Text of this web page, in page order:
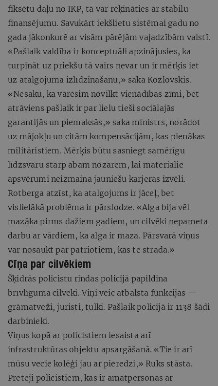
fiksētu daļu no IKP, tā var rēķināties ar stabilu
finansējumu. Savukārt iekšlietu sistēmai gadu no
gada jākonkurē ar visām pārējām vajadzībām valstī.
«Pašlaik valdība ir konceptuāli apzinājusies, ka
turpināt uz priekšu tā vairs nevar un ir mērķis iet
uz atalgojuma izlīdzināšanu,» saka Kozlovskis.
«Nesaku, ka varēsim novilkt vienādības zīmi, bet
atrāviens pašlaik ir par lielu tieši sociālajās
garantijās un piemaksās,» saka ministrs, norādot
uz mājokļu un citām kompensācijām, kas pienākas
militāristiem. Mērķis būtu sasniegt samērīgu
līdzsvaru starp abām nozarēm, lai materiālie
apsvērumi neizmaina jauniešu karjeras izvēli.
Rotberga atzīst, ka atalgojums ir jāceļ, bet
vislielākā problēma ir pārslodze. «Alga bija vēl
mazāka pirms dažiem gadiem, un cilvēki nepameta
darbu ar vārdiem, ka alga ir maza. Pārsvarā viņus
var nosaukt par patriotiem, kas te strādā.»
Cīņa par cilvēkiem
Šķidrās policistu rindas policijā papildina
brīvlīguma cilvēki. Viņi veic atbalsta funkcijas —
grāmatveži, juristi, tulki. Pašlaik policijā ir 1138 šādi
darbinieki.
Viņus kopā ar policistiem iesaista arī
infrastruktūras objektu apsargāšanā. «Tie ir arī
mūsu vecie kolēģi jau ar pieredzi,» Ruks stāsta.
Pretēji policistiem, kas ir amatpersonas ar